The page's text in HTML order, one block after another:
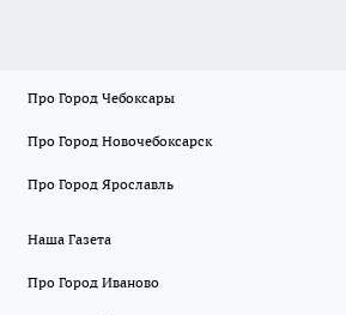
Про Город Чебоксары
Про Город Новочебоксарск
Про Город Ярославль
Наша Газета
Про Город Иваново